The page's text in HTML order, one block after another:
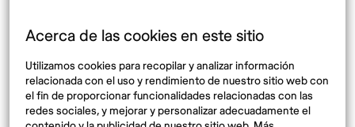
Acerca de las cookies en este sitio
Utilizamos cookies para recopilar y analizar información
relacionada con el uso y rendimiento de nuestro sitio web con
el fin de proporcionar funcionalidades relacionadas con las
redes sociales, y mejorar y personalizar adecuadamente el
México
España
Destinos